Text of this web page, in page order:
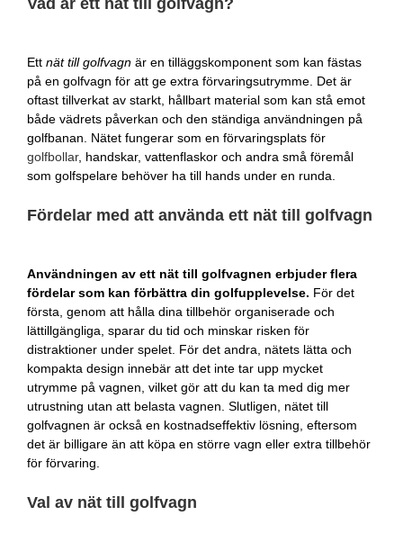
Vad är ett nät till golfvagn?
Ett nät till golfvagn är en tilläggskomponent som kan fästas
på en golfvagn för att ge extra förvaringsutrymme. Det är
oftast tillverkat av starkt, hållbart material som kan stå emot
både vädrets påverkan och den ständiga användningen på
golfbanan. Nätet fungerar som en förvaringsplats för
golfbollar, handskar, vattenflaskor och andra små föremål
som golfspelare behöver ha till hands under en runda.
Fördelar med att använda ett nät till golfvagn
Användningen av ett nät till golfvagnen erbjuder flera
fördelar som kan förbättra din golfupplevelse. För det
första, genom att hålla dina tillbehör organiserade och
lättillgängliga, sparar du tid och minskar risken för
distraktioner under spelet. För det andra, nätets lätta och
kompakta design innebär att det inte tar upp mycket
utrymme på vagnen, vilket gör att du kan ta med dig mer
utrustning utan att belasta vagnen. Slutligen, nätet till
golfvagnen är också en kostnadseffektiv lösning, eftersom
det är billigare än att köpa en större vagn eller extra tillbehör
för förvaring.
Val av nät till golfvagn